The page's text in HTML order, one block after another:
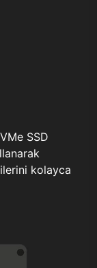
SSD
kolayca